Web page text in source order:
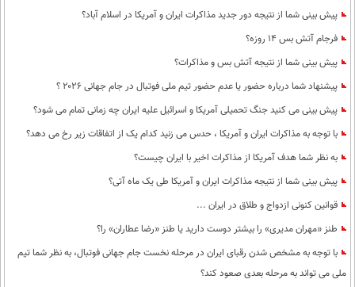
حوادث
محیط زیست
سفر و تفریح
بین الملل
علم و دانش
فناوری و It
اخبار کریپتو
قرآن
باشگاه مغز
مجله تصویری سلاح
اقتصاد
سیاست
عصر ایران 2
خواندنی ها و دیدنی ها
داستان کوتاه
پیامک
آموزش زبان
پیش بینی شما از نتیجه دور جدید مذاکرات ایران و آمریکا در اسلام آباد؟
فرجام آتش بس 14 روزه؟
پیش بینی شما از نتیجه آتش بس و مذاکرات؟
پیشنهاد شما درباره حضور یا عدم حضور تیم ملی فوتبال در جام جهانی ۲۰۲۶ ؟
پیش بینی می کنید جنگ تحمیلی آمریکا و اسرائیل علیه ایران چه زمانی تمام می شود؟
با توجه به مذاکرات ایران و آمریکا ، حدس می زنید کدام یک از اتفاقات زیر رخ می دهد؟
به نظر شما هدف آمریکا از مذاکرات اخیر با ایران چیست؟
پیش بینی شما از نتیجه مذاکرات ایران و آمریکا طی یک ماه آتی؟
قوانین کنونی ازدواج و طلاق در ایران ...
طنز «مهران مدیری» را بیشتر دوست دارید یا طنز «رضا عطاران» را؟
با توجه به مشخص شدن رقبای ایران در مرحله نخست جام جهانی فوتبال، به نظر شما تیم
ملی می تواند به مرحله بعدی صعود کند؟